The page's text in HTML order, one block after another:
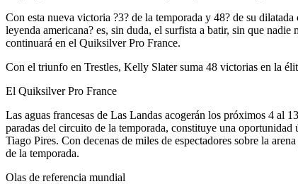
Con esta nueva victoria ?3? de la temporada y 48? de su
leyenda americana? es, sin duda, el surfista a batir, sin que
continuará en el Quiksilver Pro France.
Con el triunfo en Trestles, Kelly Slater suma 48 victorias en la
El Quiksilver Pro France
Las aguas francesas de Las Landas acogerán los próximos 4 al
paradas del circuito de la temporada, constituye una
Tiago Pires. Con decenas de miles de espectadores sobre la
de la temporada.
Olas de referencia mundial